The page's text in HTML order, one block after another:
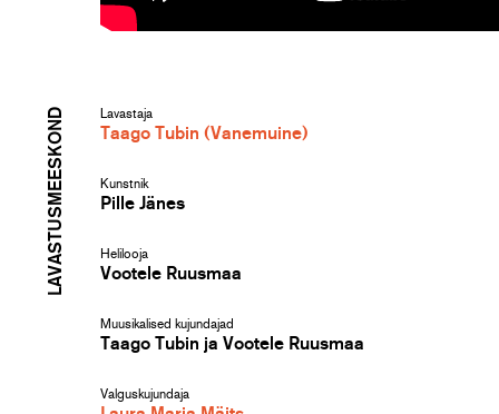
LAVASTUSMEESKOND Lavastaja
Taago Tubin (Vanemuine)
Kunstnik
Pille Jänes
Helilooja
Vootele Ruusmaa
Muusikalised kujundajad
Taago Tubin ja Vootele Ruusmaa
Valguskujundaja